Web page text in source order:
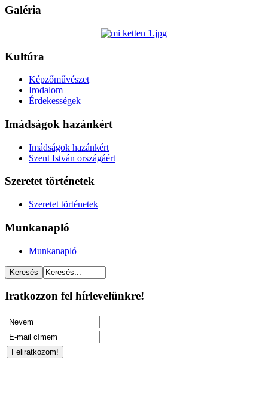
Galéria
Kultúra
Képzőművészet
Irodalom
Érdekességek
Imádságok hazánkért
Imádságok hazánkért
Szent István országáért
Szeretet történetek
Szeretet történetek
Munkanapló
Munkanapló
Iratkozzon fel hírlevelünkre!